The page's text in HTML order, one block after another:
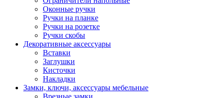
Оконные ручки
Ручки на планке
Ручки на розетке
Ручки скобы
Декоративные аксессуары
Вставки
Заглушки
Кисточки
Накладки
Замки, ключи, аксессуары мебельные
Врезные замки